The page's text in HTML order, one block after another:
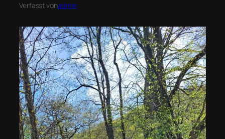
Verfasst vonadmin